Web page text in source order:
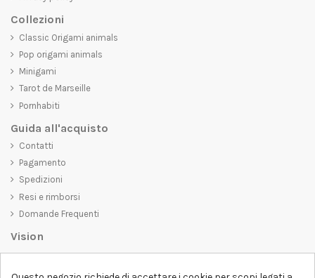
Collezioni
Classic Origami animals
Pop origami animals
Minigami
Tarot de Marseille
Pornhabiti
Guida all'acquisto
Contatti
Pagamento
Spedizioni
Resi e rimborsi
Domande Frequenti
Vision